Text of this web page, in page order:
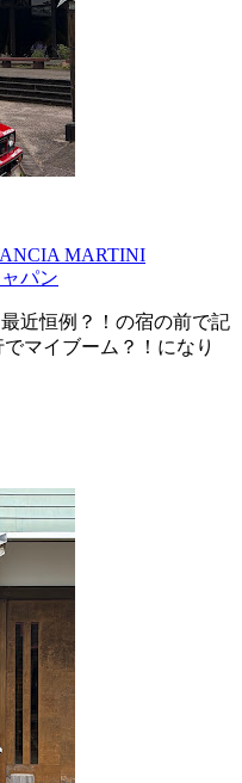
MARTINI
パン
最近恒例？！の宿の前で記
マイブーム？！になり